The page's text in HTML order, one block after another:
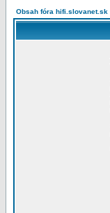
Obsah fóra hifi.slovanet.sk